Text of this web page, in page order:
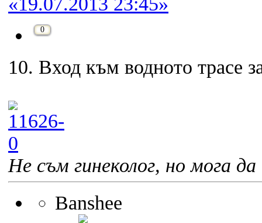
0
10. Вход към водното трасе
Не съм гинеколог, но мога да
Banshee